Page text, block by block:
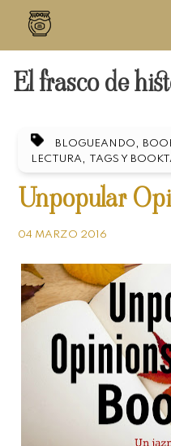
El frasco de
BLOGUEANDO ,
LECTURA , TAGS Y
Unpopular
04 MARZO 2016